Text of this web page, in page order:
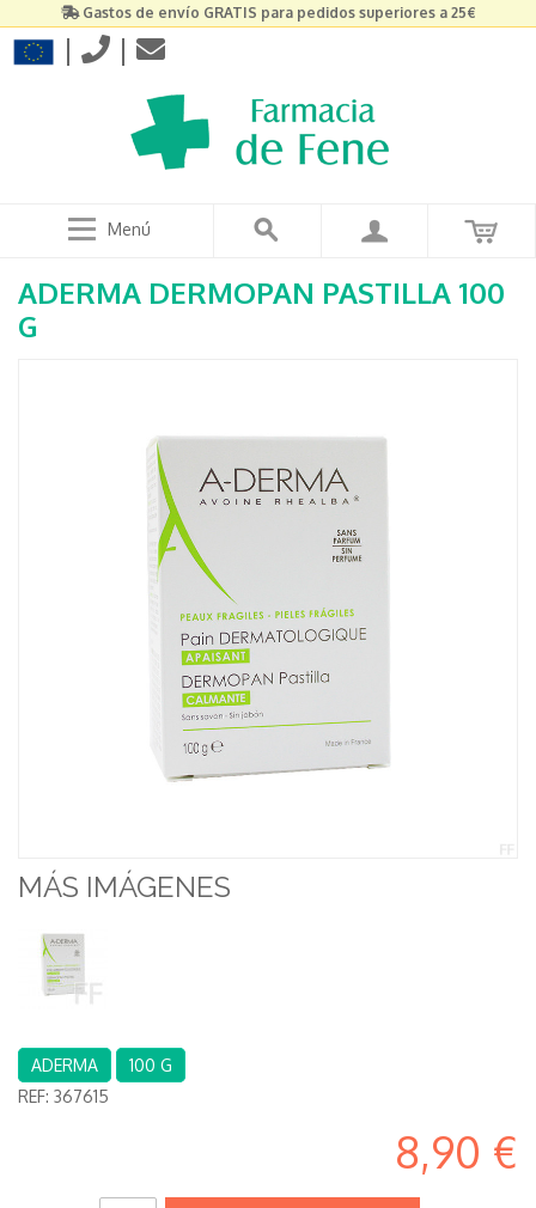
Gastos de envío GRATIS para pedidos superiores a 25€
| |
Menú
ADERMA DERMOPAN PASTILLA 100
G
MÁS IMÁGENES
ADERMA
100 G
REF: 367615
8,90 €